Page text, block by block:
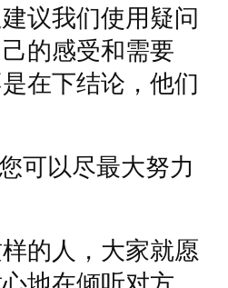
议我们使用疑问
的感受和需要
在下结论，他们
可以尽最大努力
的人，大家就愿